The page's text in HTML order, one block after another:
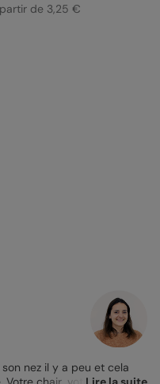
de 3,25 €
nez il y a peu et cela